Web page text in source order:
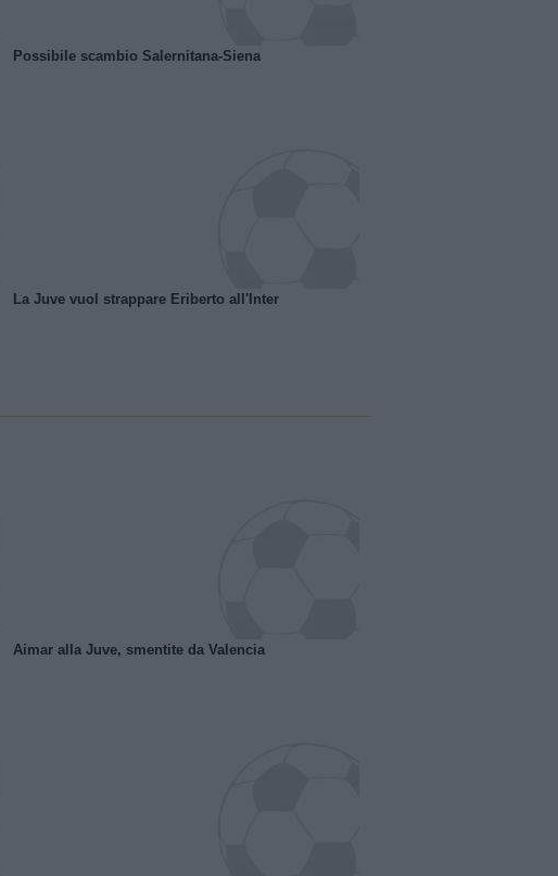
Possibile scambio Salernitana-Siena
La Juve vuol strappare Eriberto all'Inter
Aimar alla Juve, smentite da Valencia